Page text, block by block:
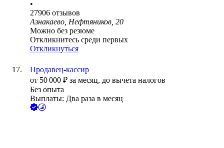
•
27906 отзывов
Азнакаево, Нефтяников, 20
Можно без резюме
Откликнитесь среди первых
Откликнуться
Продавец-кассир
от 50 000 ₽ за месяц, до вычета налогов
Без опыта
Выплаты: Два раза в месяц